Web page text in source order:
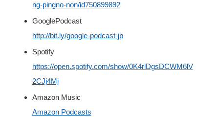
ng-pingno-non/id750899892
GooglePodcast
http://bit.ly/google-podcast-jp
Spotify
https://open.spotify.com/show/0K4rlDgsDCWM6lV
2CJj4Mj
Amazon Music
Amazon Podcasts